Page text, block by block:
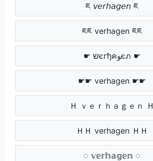
ཇ 𝘷𝘦𝘳𝘩𝘢𝘨𝘦𝘯 ཇ
ཇཇ verhagen ཇཇ
☛ שєгђคﻮєภ ☛
☛☛ verhagen ☛☛
Ｈ ｖｅｒｈａｇｅｎ Ｈ
ＨＨ verhagen ＨＨ
◌ 𝕧𝕖𝕣𝕙𝕒𝕘𝕖𝕟 ◌